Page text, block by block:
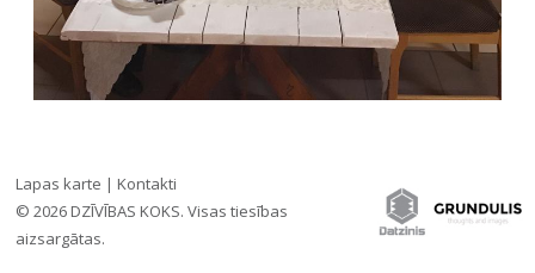
ATGRIEZTIES Iesaki draugiem:
Lapas karte | Kontakti
© 2026 DZĪVĪBAS KOKS. Visas tiesības
aizsargātas.